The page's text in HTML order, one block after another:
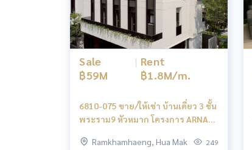
Sale
฿59M
| Rent
฿1.8M/m.
6810-075 ขาย/ให้เช่า บ้านเดี่ยว 3 ชั้น
พระราม9 หัวหมาก โครงการ ARNA
Ramkhamhaeng, Hua Mak
249